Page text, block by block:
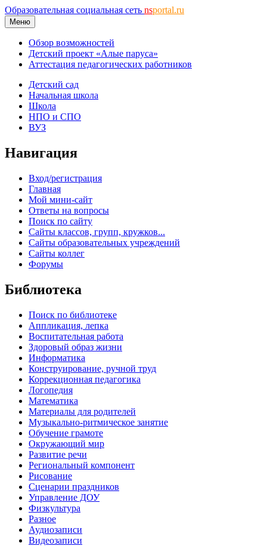
Образовательная социальная сеть nsportal.ru
Меню
Обзор возможностей
Детский проект «Алые паруса»
Аттестация педагогических работников
Детский сад
Начальная школа
Школа
НПО и СПО
ВУЗ
Навигация
Вход/регистрация
Главная
Мой мини-сайт
Ответы на вопросы
Поиск по сайту
Сайты классов, групп, кружков...
Сайты образовательных учреждений
Сайты коллег
Форумы
Библиотека
Поиск по библиотеке
Аппликация, лепка
Воспитательная работа
Здоровый образ жизни
Информатика
Конструирование, ручной труд
Коррекционная педагогика
Логопедия
Математика
Материалы для родителей
Музыкально-ритмическое занятие
Обучение грамоте
Окружающий мир
Развитие речи
Региональный компонент
Рисование
Сценарии праздников
Управление ДОУ
Физкультура
Разное
Аудиозаписи
Видеозаписи